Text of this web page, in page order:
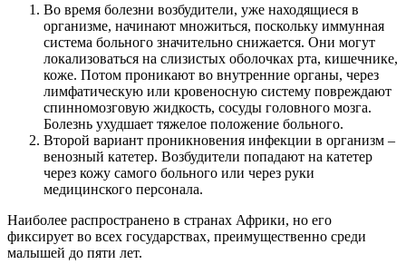
Во время болезни возбудители, уже находящиеся в
организме, начинают множиться, поскольку иммунная
система больного значительно снижается. Они могут
локализоваться на слизистых оболочках рта, кишечнике,
коже. Потом проникают во внутренние органы, через
лимфатическую или кровеносную систему повреждают
спинномозговую жидкость, сосуды головного мозга.
Болезнь ухудшает тяжелое положение больного.
Второй вариант проникновения инфекции в организм –
венозный катетер. Возбудители попадают на катетер
через кожу самого больного или через руки
медицинского персонала.
Наиболее распространено в странах Африки, но его
фиксирует во всех государствах, преимущественно среди
малышей до пяти лет.